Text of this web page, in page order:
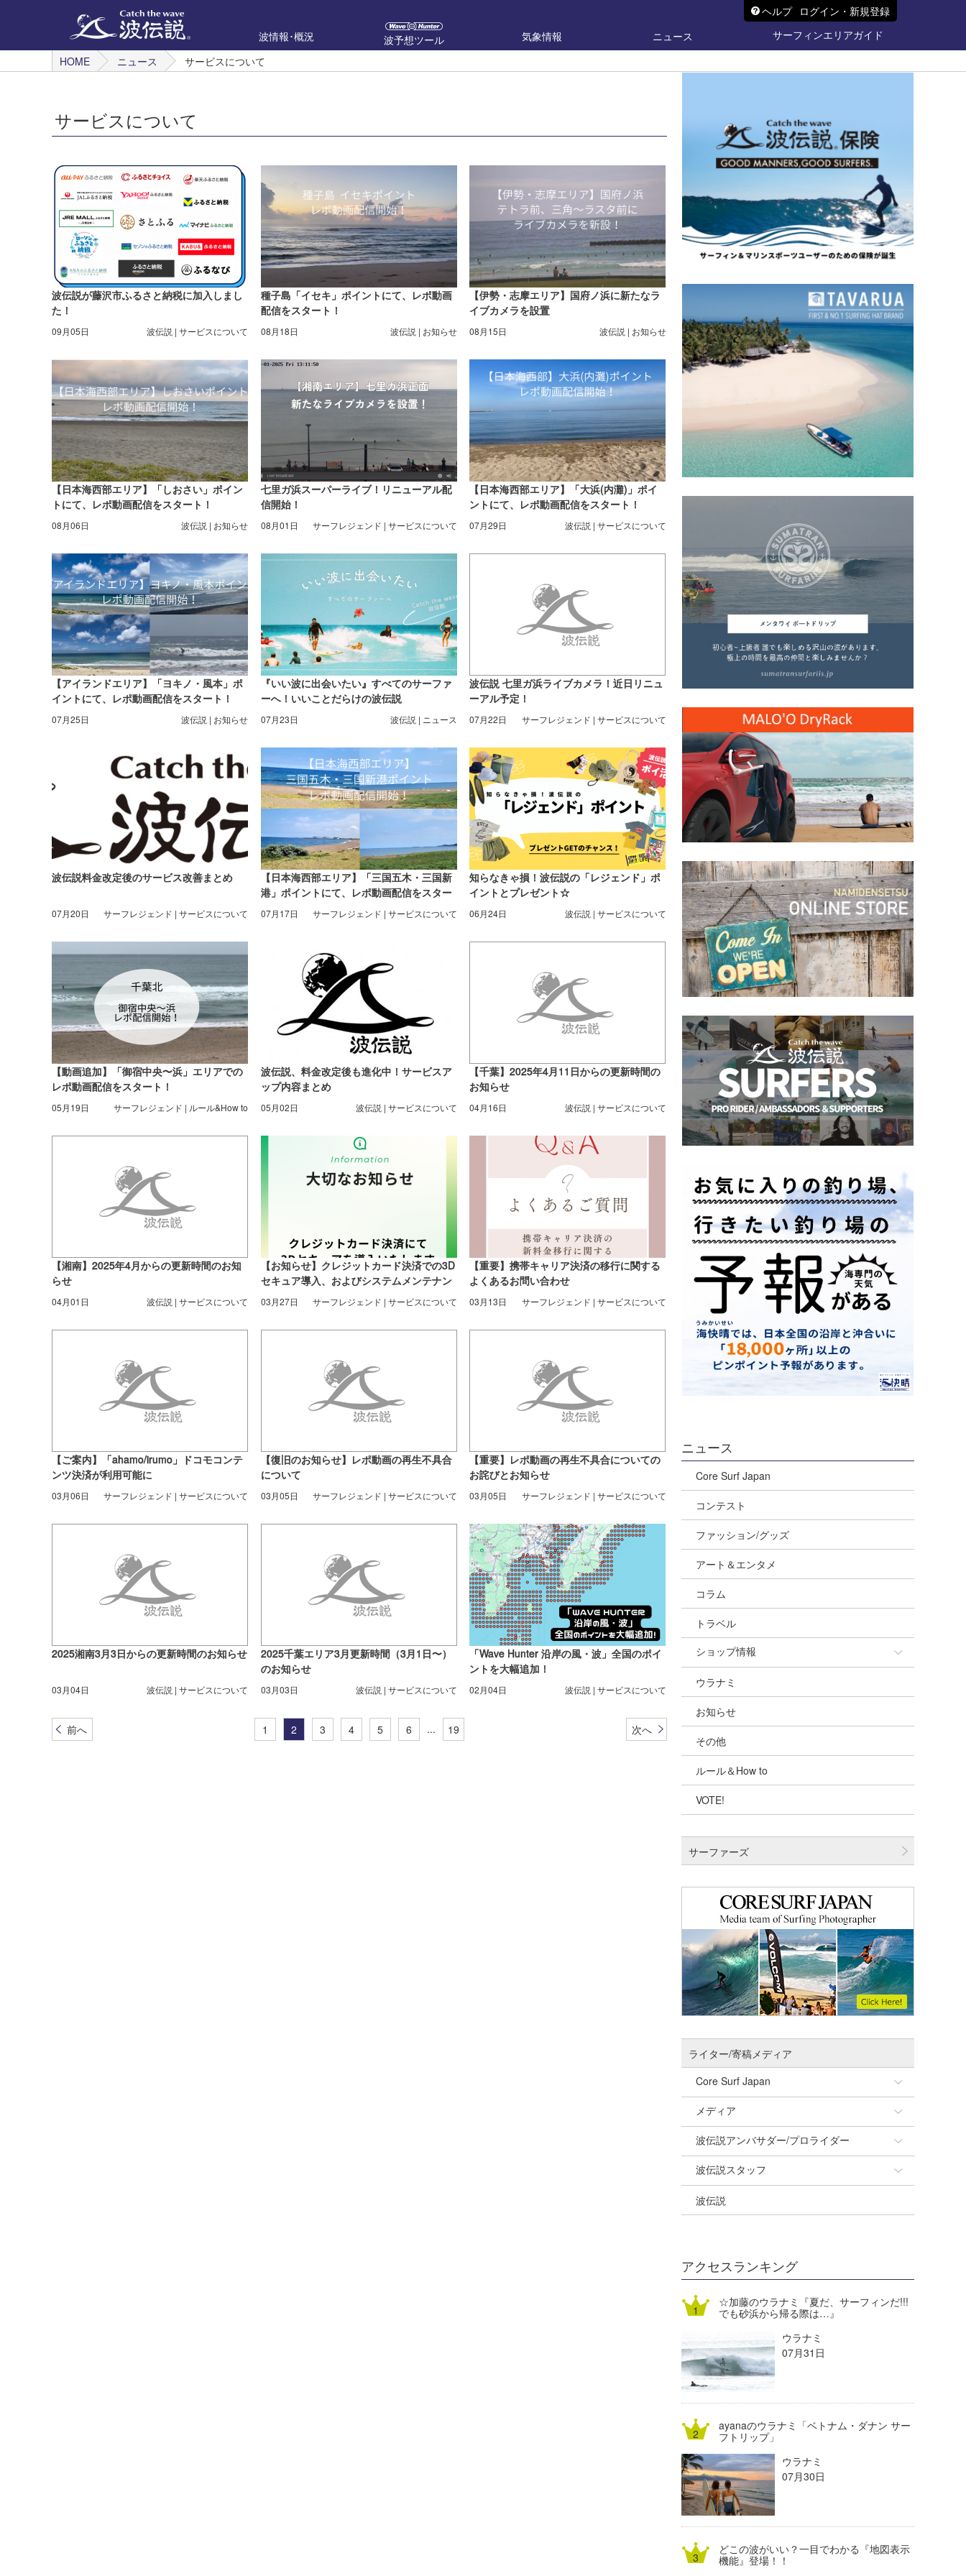
ヘルプ ログイン・新規登録
波情報･概況
波予想ツール 気象情報 ニュース
サーフィンエリアガイド
HOME
ニュース サービスについて
サービスについて
波伝説が藤沢市ふるさと納税に加入しまし
た！
09月05日 波伝説 | サービスについて
種子島「イセキ」ポイントにて、レポ動画
配信をスタート！
08月18日 波伝説 | お知らせ
【伊勢・志摩エリア】国府ノ浜に新たなラ
イブカメラを設置
08月15日 波伝説 | お知らせ
【日本海西部エリア】「しおさい」ポイン
トにて、レポ動画配信をスタート！
08月06日 波伝説 | お知らせ
七里ガ浜スーパーライブ！リニューアル配
信開始！
08月01日 サーフレジェンド | サービスについて
【日本海西部エリア】「大浜(内灘)」ポイ
ントにて、レポ動画配信をスタート！
07月29日 波伝説 | サービスについて
【アイランドエリア】「ヨキノ・風本」ポ
イントにて、レポ動画配信をスタート！
07月25日 波伝説 | お知らせ
『いい波に出会いたい』すべてのサーファ
ーへ！いいことだらけの波伝説
07月23日 波伝説 | ニュース
波伝説 七里ガ浜ライブカメラ！近日リニュ
ーアル予定！
07月22日 サーフレジェンド | サービスについて
波伝説料金改定後のサービス改善まとめ
07月20日 サーフレジェンド | サービスについて
【日本海西部エリア】「三国五木・三国新
港」ポイントにて、レポ動画配信をスター
ト！
07月17日 サーフレジェンド | サービスについて
知らなきゃ損！波伝説の「レジェンド」ポ
イントとプレゼント☆
06月24日 波伝説 | サービスについて
【動画追加】「御宿中央〜浜」エリアでの
レポ動画配信をスタート！
05月19日 サーフレジェンド | ルール&How to
波伝説、料金改定後も進化中！サービスア
ップ内容まとめ
05月02日 波伝説 | サービスについて
【千葉】2025年4月11日からの更新時間の
お知らせ
04月16日 波伝説 | サービスについて
【湘南】2025年4月からの更新時間のお知
らせ
04月01日 波伝説 | サービスについて
【お知らせ】クレジットカード決済での3D
セキュア導入、およびシステムメンテナン
ス
03月27日 サーフレジェンド | サービスについて
【重要】携帯キャリア決済の移行に関する
よくあるお問い合わせ
03月13日 サーフレジェンド | サービスについて
【ご案内】「ahamo/irumo」ドコモコンテ
ンツ決済が利用可能に
03月06日 サーフレジェンド | サービスについて
【復旧のお知らせ】レポ動画の再生不具合
について
03月05日 サーフレジェンド | サービスについて
【重要】レポ動画の再生不具合についての
お詫びとお知らせ
03月05日 サーフレジェンド | サービスについて
2025湘南3月3日からの更新時間のお知らせ
03月04日 波伝説 | サービスについて
2025千葉エリア3月更新時間（3月1日〜）
のお知らせ
03月03日 波伝説 | サービスについて
「Wave Hunter 沿岸の風・波」全国のポイ
ントを大幅追加！
02月04日 波伝説 | サービスについて
前へ 1 2 3 4 5 6 ... 19 次へ
ニュース
Core Surf Japan
コンテスト
ファッション/グッズ
アート＆エンタメ
コラム
トラベル
ショップ情報
ショップ情報
湘南
千葉北
伊豆
千葉南
四国
沖縄
ウラナミ
お知らせ
その他
ルール＆How to
VOTE!
サーファーズ
ライター/寄稿メディア
Core Surf Japan
Naoya Kimoto
mitsuteru Kamio
Yasunari Inoue
Yoshiyuki Obata
DELTA FORCE SURF
熊谷素子
メディア
SURFMEDIA
Colors MAGAZINE
WAVAL
波伝説アンバサダー/プロライダー
福島寿実子
中浦“JET”章
進士剛光
植村未来
NOBUFUKU
大野”MAR”修聖
喜納海人
波伝説スタッフ
☆加藤
Aichan
ECE
G◎Da
H
KID
KOBU
KY
MIN
mitz
OYZ
波伝説
アクセスランキング
☆加藤のウラナミ『夏だ、サーフィンだ!!!
でも砂浜から帰る際は…』
ウラナミ
07月31日
ayanaのウラナミ「ベトナム・ダナン サー
フトリップ」
ウラナミ
07月30日
どこの波がいい？一目でわかる『地図表示
機能』登場！！